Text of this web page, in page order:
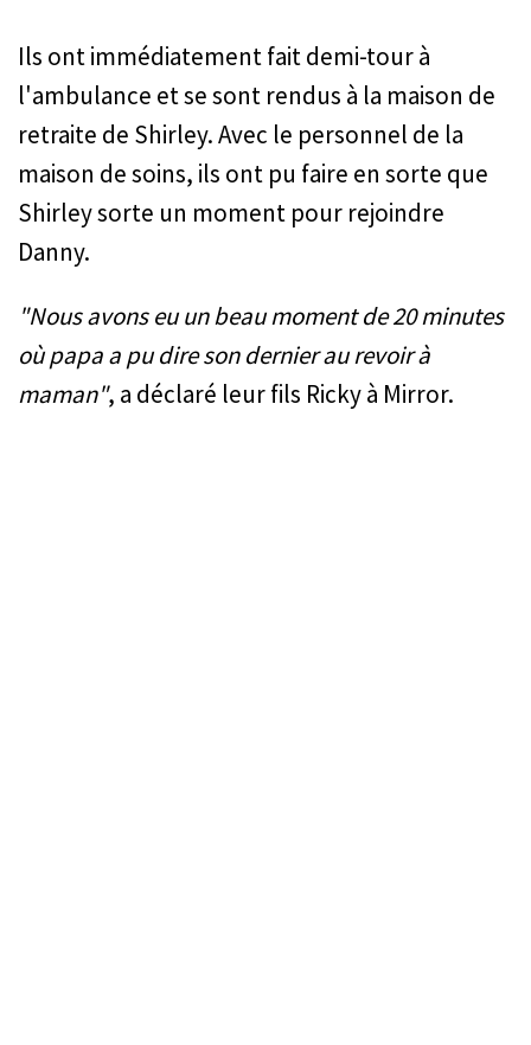
Ils ont immédiatement fait demi-tour à
l'ambulance et se sont rendus à la maison de
retraite de Shirley. Avec le personnel de la
maison de soins, ils ont pu faire en sorte que
Shirley sorte un moment pour rejoindre
Danny.
"Nous avons eu un beau moment de 20 minutes
où papa a pu dire son dernier au revoir à
maman", a déclaré leur fils Ricky à Mirror.